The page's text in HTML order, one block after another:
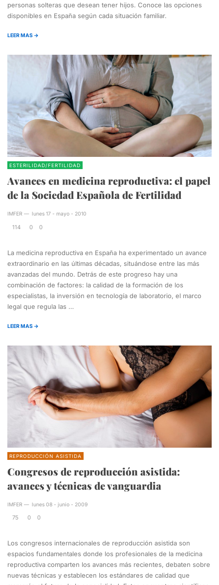
personas solteras que desean tener hijos. Conoce las opciones
disponibles en España según cada situación familiar.
LEER MAS →
ESTERILIDAD/FERTILIDAD
Avances en medicina reproductiva: el papel
de la Sociedad Española de Fertilidad
IMFER — lunes 17 - mayo - 2010
114 0 0
La medicina reproductiva en España ha experimentado un avance
extraordinario en las últimas décadas, situándose entre las más
avanzadas del mundo. Detrás de este progreso hay una
combinación de factores: la calidad de la formación de los
especialistas, la inversión en tecnología de laboratorio, el marco
legal que regula las …
LEER MAS →
REPRODUCCIÓN ASISTIDA
Congresos de reproducción asistida:
avances y técnicas de vanguardia
IMFER — lunes 08 - junio - 2009
75 0 0
Los congresos internacionales de reproducción asistida son
espacios fundamentales donde los profesionales de la medicina
reproductiva comparten los avances más recientes, debaten sobre
nuevas técnicas y establecen los estándares de calidad que